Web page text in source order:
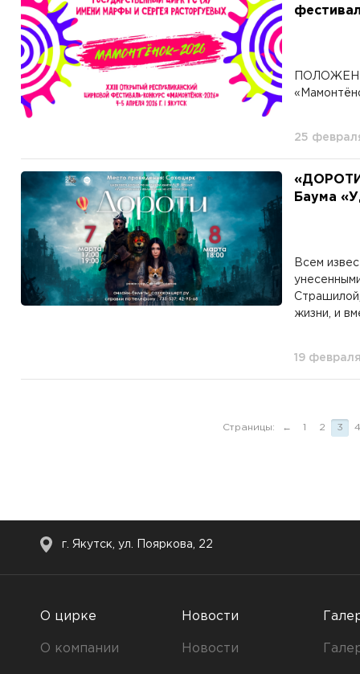
25
Баума
Всем
жизни, и
19
Страницы: ← 1 2 3 4
г. Якутск, ул. Пояркова, 22
О цирке
О компании
Новости
Новости